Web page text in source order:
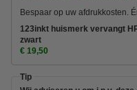
Bespaar op uw afdrukkosten.
123inkt huismerk vervangt
zwart
€ 19,50
Tip